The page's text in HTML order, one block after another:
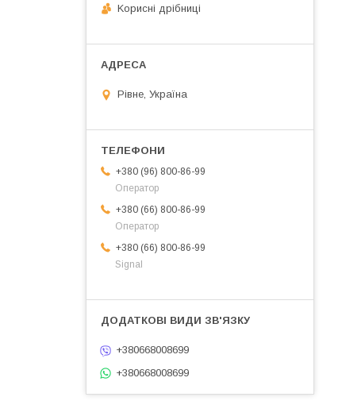
Kорисні дрібниці
Рівне, Україна
+380 (96) 800-86-99
Оператор
+380 (66) 800-86-99
Оператор
+380 (66) 800-86-99
Signal
+380668008699
+380668008699